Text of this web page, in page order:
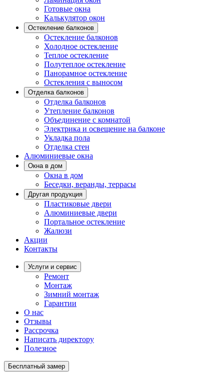
Готовые окна
Калькулятор окон
Остекление балконов
Остекление балконов
Холодное остекление
Теплое остекление
Полутеплое остекление
Панорамное остекление
Остекления с выносом
Отделка балконов
Отделка балконов
Утепление балконов
Объединение с комнатой
Электрика и освещение на балконе
Укладка пола
Отделка стен
Алюминиевые окна
Окна в дом
Окна в дом
Беседки, веранды, террасы
Другая продукция
Пластиковые двери
Алюминиевые двери
Портальное остекление
Жалюзи
Акции
Контакты
Услуги и сервис
Ремонт
Монтаж
Зимний монтаж
Гарантии
О нас
Отзывы
Рассрочка
Написать директору
Полезное
Бесплатный замер